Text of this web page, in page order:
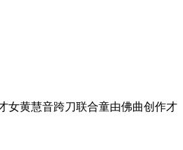
女黄慧音跨刀联合童由佛曲创作才